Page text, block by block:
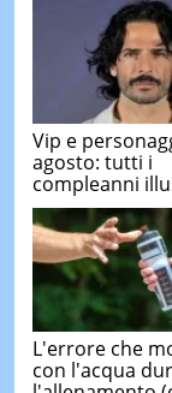
Vip e
agosto: tutti i
compleanni
L'errore che
con l'acqua